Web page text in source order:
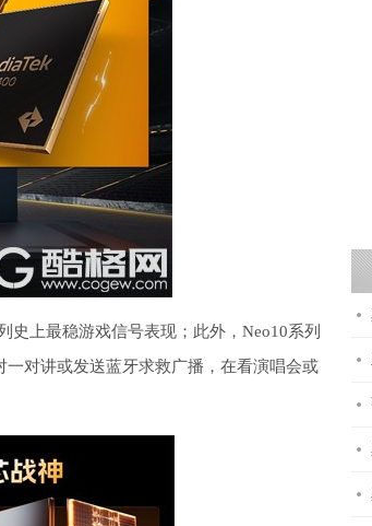
史上最稳游戏信号表现；此外，Neo10系列
对讲或发送蓝牙求救广播，在看演唱会或